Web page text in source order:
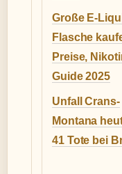
Große E-
Flasche
Preise,
Guide 2025
Unfall Crans-
Montana
41 Tote bei